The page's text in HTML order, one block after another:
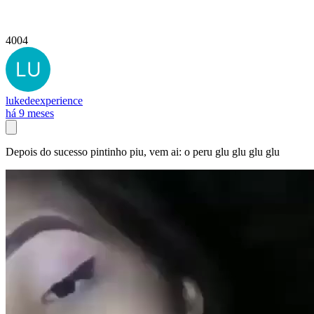
4004
lukedeexperience
há 9 meses
Depois do sucesso pintinho piu, vem ai: o peru glu glu glu glu